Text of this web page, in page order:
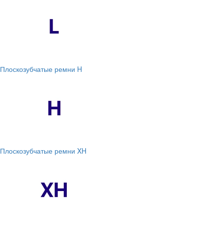
Плоскозубчатые ремни H
Плоскозубчатые ремни XH